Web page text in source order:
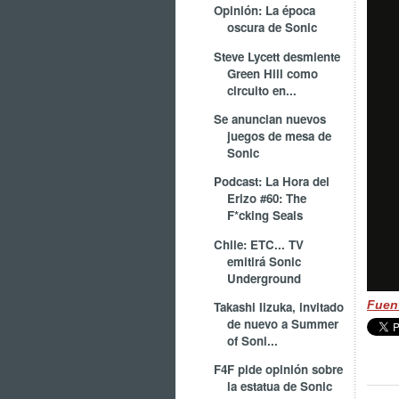
Opinión: La época
oscura de Sonic
Steve Lycett desmiente
Green Hill como
circuito en...
Se anuncian nuevos
juegos de mesa de
Sonic
Podcast: La Hora del
Erizo #60: The
F*cking Seals
Chile: ETC... TV
emitirá Sonic
Underground
Takashi Iizuka, invitado
de nuevo a Summer
of Soni...
F4F pide opinión sobre
la estatua de Sonic